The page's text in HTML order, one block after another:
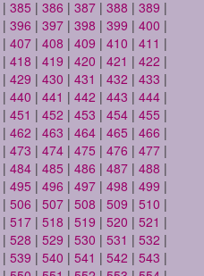
| 385 | 386 | 387 | 388 | 389 |
| 396 | 397 | 398 | 399 | 400 |
| 407 | 408 | 409 | 410 | 411 |
| 418 | 419 | 420 | 421 | 422 |
| 429 | 430 | 431 | 432 | 433 |
| 440 | 441 | 442 | 443 | 444 |
| 451 | 452 | 453 | 454 | 455 |
| 462 | 463 | 464 | 465 | 466 |
| 473 | 474 | 475 | 476 | 477 |
| 484 | 485 | 486 | 487 | 488 |
| 495 | 496 | 497 | 498 | 499 |
| 506 | 507 | 508 | 509 | 510 |
| 517 | 518 | 519 | 520 | 521 |
| 528 | 529 | 530 | 531 | 532 |
| 539 | 540 | 541 | 542 | 543 |